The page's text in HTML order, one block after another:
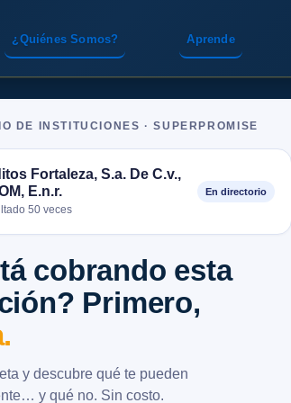
¿Quiénes Somos? Aprende
DE INSTITUCIONES · SUPERPROMISE
Fortaleza, S.a. De C.v.,
E.n.r.
50 veces
En directorio
cobrando esta
Primero,
y descubre qué te pueden
y qué no. Sin costo.